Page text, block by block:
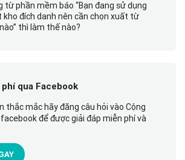
từ phần mềm báo “Bạn đang sử dụng
kho đích danh nên cần chọn xuất từ
thì làm thế nào?
qua Facebook
thắc mắc hãy đăng câu hỏi vào Cộng
để được giải đáp miễn phí và